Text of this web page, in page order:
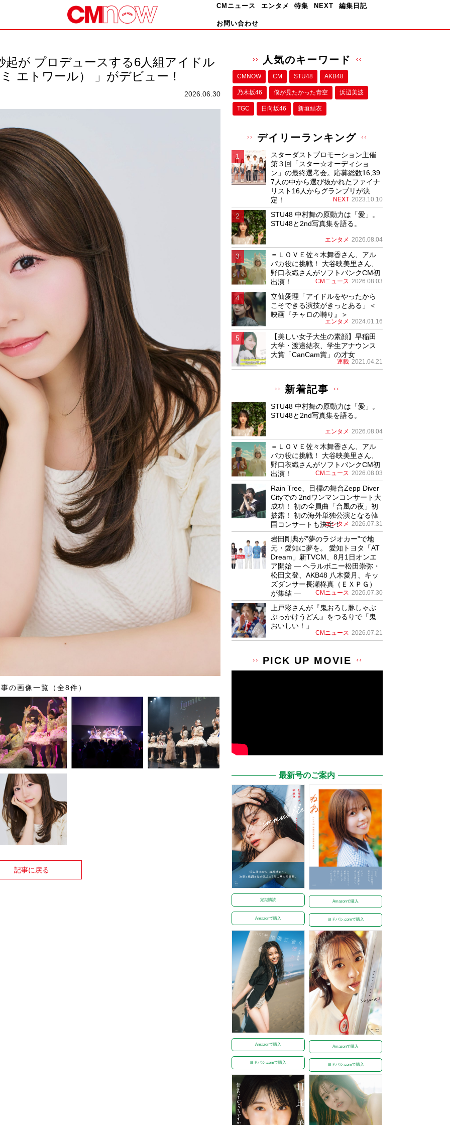
CMニュース エンタメ 特集 NEXT 編集日記
お問い合わせ
起が プロデュースする6人組アイドル
エトワール） 」がデビュー！
2026.06.30
の画像一覧（全8件）
記事に戻る
人気のキーワード
CMNOW CM STU48 AKB48
乃木坂46 僕が⾒たかった⻘空 浜辺美波
TGC 日向坂46 新垣結衣
デイリーランキング
スターダストプロモーション主催
第３回「スター☆オーディショ
ン」の最終選考会。応募総数16,39
7人の中から選び抜かれたファイナ
リスト16人からグランプリが決
定！
NEXT 2023.10.10
STU48 中村舞の原動力は「愛」。
STU48と2nd写真集を語る。
エンタメ 2026.08.04
＝ＬＯＶＥ佐々木舞香さん、アル
パカ役に挑戦！ 大谷映美里さん、
野口衣織さんがソフトバンクCM初
出演！
CMニュース 2026.08.03
立仙愛理「アイドルをやったから
こそできる演技がきっとある」＜
映画『チャロの囀り』＞
エンタメ 2024.01.16
【美しい女子大生の素顔】早稲田
大学・渡邉結衣、学生アナウンス
大賞「CanCam賞」の才女
連載 2021.04.21
新着記事
STU48 中村舞の原動力は「愛」。
STU48と2nd写真集を語る。
エンタメ 2026.08.04
＝ＬＯＶＥ佐々木舞香さん、アル
パカ役に挑戦！ 大谷映美里さん、
野口衣織さんがソフトバンクCM初
出演！
CMニュース 2026.08.03
Rain Tree、目標の舞台Zepp Diver
Cityでの 2ndワンマンコンサート大
成功！ 初の全員曲「台風の夜」初
披露！ 初の海外単独公演となる韓
国コンサートも決定！
エンタメ 2026.07.31
岩田剛典が”夢のラジオカー”で地
元・愛知に夢を。 愛知トヨタ「AT
Dream」新TVCM、8月1日オンエ
ア開始 ― ヘラルボニー松田崇弥・
松田文登、AKB48 八木愛月、キッ
ズダンサー長瀬柊真（ＥＸＰＧ）
が集結 ―
CMニュース 2026.07.30
上戸彩さんが『鬼おろし豚しゃぶ
ぶっかけうどん』をつるりで「鬼
おいしい！」
CMニュース 2026.07.21
PICK UP MOVIE
最新号のご案内
定期購読
Amazonで購入
Amazonで購入
ヨドバシ.comで購入
Amazonで購入
ヨドバシ.comで購入
Amazonで購入
ヨドバシ.comで購入